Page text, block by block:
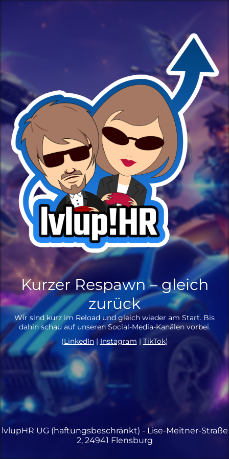
Kurzer Respawn – gleich
zurück
Wir sind kurz im Reload und gleich wieder am Start. Bis
dahin schau auf unseren Social-Media-Kanälen vorbei.
(LinkedIn|Instagram | TikTok)
lvlupHR UG (haftungsbeschränkt) - Lise-Meitner-Straße
2, 24941 Flensburg